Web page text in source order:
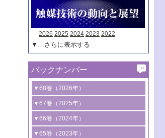
2026 2025 2024 2023 2022
▼…さらに表示する
バックナンバー
▼68巻（2026年）
1号 過酸化水素合成に関する研究動向
2号 コンピューター技術により加速する
触媒開発
▼67巻（2025年）
1号 CO
水素化によるグリーン燃料/グリ
ーンケミカル製造
▼66巻（2024年）
1号 低次元ナノ構造を有する触媒材料
▼65巻（2023年）